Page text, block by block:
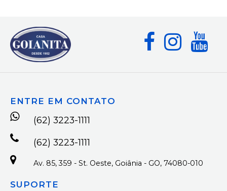
ENTRE EM CONTATO
(62) 3223-1111
(62) 3223-1111
Av. 85, 359 - St. Oeste, Goiânia - GO, 74080-010
SUPORTE